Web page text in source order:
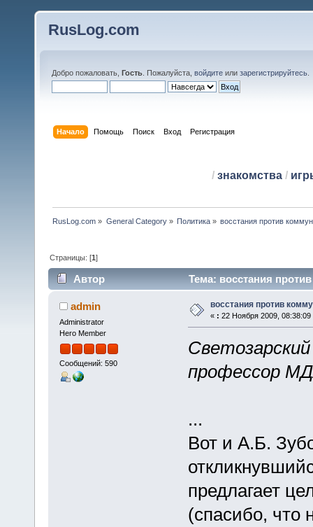
RusLog.com
Добро пожаловать, Гость . Пожалуйста, войдите или зарегистрируйтесь
Начало Помощь Поиск Вход Регистрация
/ знакомства/
RusLog.com » General Category» Политика» восстания против
Страницы: [1]
Автор Тема: восстания
admin
Administrator
Hero Member
Сообщений: 590
восстания против
« : 22 Ноября 2009, 08:38:09
профессор
...
Вот и А.Б.
предлагает
(спасибо, что